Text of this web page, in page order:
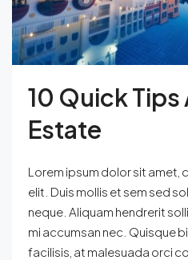
10 Quick Tips
Estate
Lorem ipsum dolor sit
elit. Duis mollis et sem sed
neque. Aliquam hendrerit
mi accumsan nec. Quisque
facilisis, at malesuada orci